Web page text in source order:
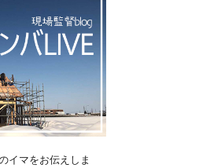
イマをお伝えしま